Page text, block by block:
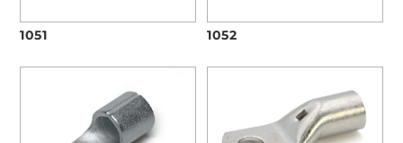
1051 1052